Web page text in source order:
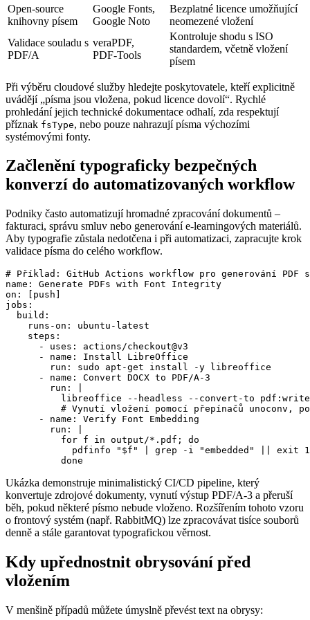
Open‑source
knihovny písem
Google Fonts,
Google Noto
Bezplatné licence umožňující
neomezené vložení
Validace souladu s
PDF/A
veraPDF,
PDF‑Tools
Kontroluje shodu s ISO
standardem, včetně vložení
písem
Při výběru cloudové služby hledejte poskytovatele, kteří explicitně
uvádějí „písma jsou vložena, pokud licence dovolí“. Rychlé
prohledání jejich technické dokumentace odhalí, zda respektují
příznak fsType, nebo pouze nahrazují písma výchozími
systémovými fonty.
Začlenění typograficky bezpečných
konverzí do automatizovaných workflow
Podniky často automatizují hromadné zpracování dokumentů –
fakturaci, správu smluv nebo generování e‑learningových materiálů.
Aby typografie zůstala nedotčena i při automatizaci, zapracujte krok
validace písma do celého workflow.
# Příklad: GitHub Actions workflow pro generování PDF
name: Generate PDFs with Font Integrity
on: [push]
jobs:
  build:
    runs-on: ubuntu-latest
    steps:
      - uses: actions/checkout@v3
      - name: Install LibreOffice
        run: sudo apt-get install -y libreoffice
      - name: Convert DOCX to PDF/A‑3
        run: |
libreoffice --headless --convert-to
# Vynutí vložení pomocí přepínačů unoconv,
      - name: Verify Font Embedding
        run: |
          for f in output/*.pdf; do
            pdfinfo "$f" | grep -i "embedded" || exit 1
Ukázka demonstruje minimalistický CI/CD pipeline, který
konvertuje zdrojové dokumenty, vynutí výstup PDF/A‑3 a přeruší
běh, pokud některé písmo nebude vloženo. Rozšířením tohoto vzoru
o frontový systém (např. RabbitMQ) lze zpracovávat tisíce souborů
denně a stále garantovat typografickou věrnost.
Kdy upřednostnit obrysování před
vložením
V menšině případů můžete úmyslně převést text na obrysy: